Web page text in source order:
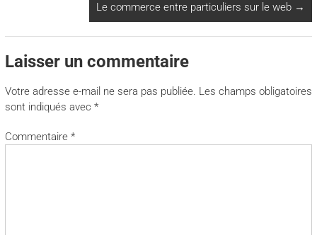
Le commerce entre particuliers sur le web →
Laisser un commentaire
Votre adresse e-mail ne sera pas publiée. Les champs obligatoires
sont indiqués avec *
Commentaire *